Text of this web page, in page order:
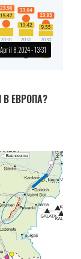
8, 2024 - 13:31
ЕВРОПА?